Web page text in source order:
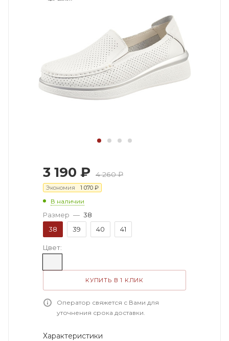
3 190 ₽ 4 260₽
Экономия 1 070 ₽
В наличии
Размер — 38
38
39 40 41
Цвет:
КУПИТЬ В 1 КЛИК
Оператор свяжется с Вами для
уточнения срока доставки.
Характеристики